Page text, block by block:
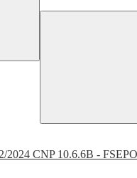
2024 CNP 10.6.6B -